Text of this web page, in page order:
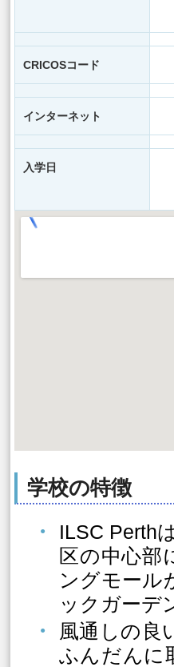
CRICOSコード
インターネット
入学日
学校の特徴
ILSC Perth
区の中心部
ングモール
ックガーデ
風通しの良
ふんだんに